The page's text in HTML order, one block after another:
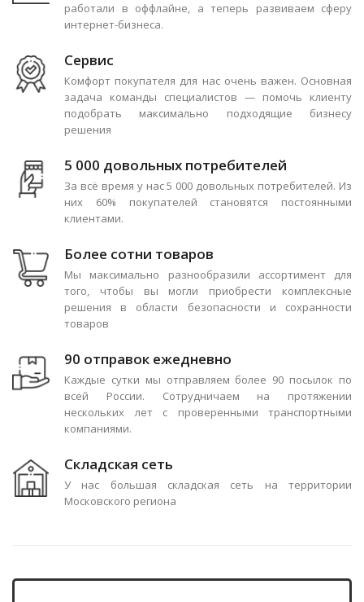
работали в оффлайне, а теперь развиваем сферу
интернет-бизнеса.
Сервис
Комфорт покупателя для нас очень важен. Основная
задача команды специалистов — помочь клиенту
подобрать максимально подходящие бизнесу
решения
5 000 довольных потребителей
За всё время у нас 5 000 довольных потребителей. Из
них 60% покупателей становятся постоянными
клиентами.
Более сотни товаров
Мы максимально разнообразили ассортимент для
того, чтобы вы могли приобрести комплексные
решения в области безопасности и сохранности
товаров
90 отправок ежедневно
Каждые сутки мы отправляем более 90 посылок по
всей России. Сотрудничаем на протяжении
нескольких лет с проверенными транспортными
компаниями.
Складская сеть
У нас большая складская сеть на территории
Московского региона